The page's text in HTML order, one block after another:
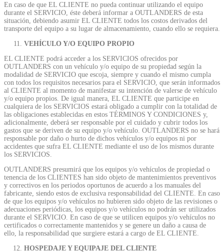
En caso de que EL CLIENTE no pueda continuar utilizando el equipo
durante el SERVICIO, éste deberá informar a OUTLANDERS de esta
situación, debiendo asumir EL CLIENTE todos los costos derivados del
transporte del equipo a su lugar de almacenamiento, cuando ello se requiera.
VEHÍCULO Y/O EQUIPO PROPIO
EL CLIENTE podrá acceder a los SERVICIOS ofrecidos por
OUTLANDERS con un vehículo y/o equipo de su propiedad según la
modalidad de SERVICIO que escoja, siempre y cuando el mismo cumpla
con todos los requisitos necesarios para el SERVICIO, que serán informados
al CLIENTE al momento de manifestar su intención de valerse de vehículo
y/o equipo propios. De igual manera, EL CLIENTE que participe en
cualquiera de los SERVICIOS estará obligado a cumplir con la totalidad de
las obligaciones establecidas en estos TÉRMINOS Y CONDICIONES y,
adicionalmente, deberá ser responsable por el cuidado y cubrir todos los
gastos que se deriven de su equipo y/o vehículo. OUTLANDERS no se hará
responsable por daño o hurto de dichos vehículos y/o equipos ni por
accidentes que sufra EL CLIENTE mediante el uso de los mismos durante
los SERVICIOS.
OUTLANDERS presumirá que los equipos y/o vehículos de propiedad o
tenencia de los CLIENTES han sido objeto de mantenimientos preventivos
y correctivos en los periodos oportunos de acuerdo a los manuales del
fabricante, siendo estos de exclusiva responsabilidad del CLIENTE. En caso
de que los equipos y/o vehículos no hubieren sido objeto de las revisiones o
adecuaciones periódicas, los equipos y/o vehículos no podrán ser utilizados
durante el SERVICIO. En caso de que se utilicen equipos y/o vehículos no
certificados o correctamente mantenidos y se genere un daño a causa de
ello, la responsabilidad que surgiere estará a cargo de EL CLIENTE.
HOSPEDAJE Y EQUIPAJE DEL CLIENTE